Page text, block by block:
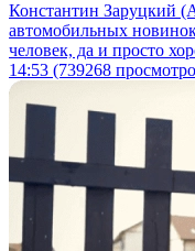
Константин Заруцкий
автомобильных
человек, да и просто
14:53 (739268